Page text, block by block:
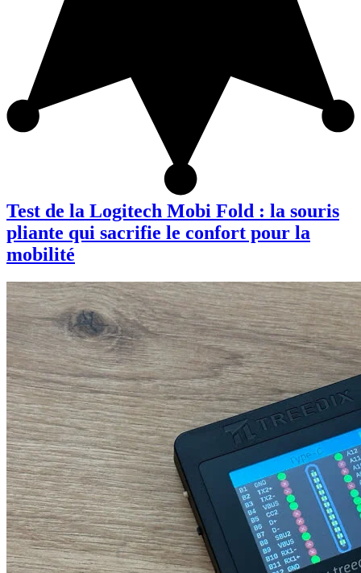
Test de la Logitech Mobi Fold : la souris
pliante qui sacrifie le confort pour la
mobilité